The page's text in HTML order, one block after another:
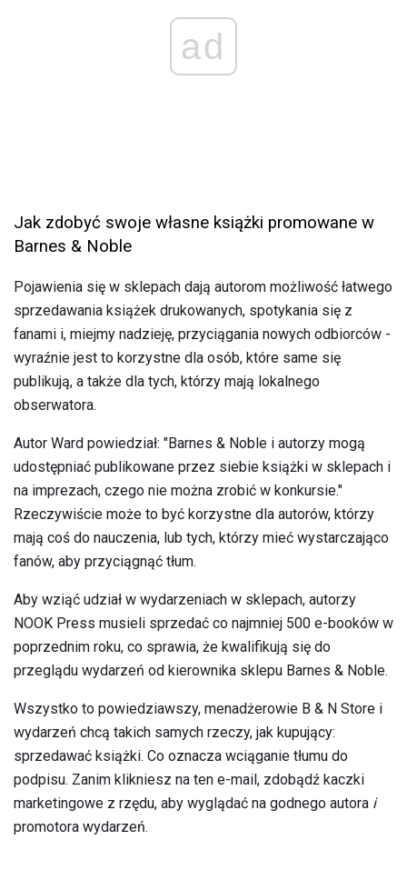
ad
Jak zdobyć swoje własne książki promowane w
Barnes & Noble
Pojawienia się w sklepach dają autorom możliwość łatwego
sprzedawania książek drukowanych, spotykania się z
fanami i, miejmy nadzieję, przyciągania nowych odbiorców -
wyraźnie jest to korzystne dla osób, które same się
publikują, a także dla tych, którzy mają lokalnego
obserwatora.
Autor Ward powiedział: "Barnes & Noble i autorzy mogą
udostępniać publikowane przez siebie książki w sklepach i
na imprezach, czego nie można zrobić w konkursie."
Rzeczywiście może to być korzystne dla autorów, którzy
mają coś do nauczenia, lub tych, którzy mieć wystarczająco
fanów, aby przyciągnąć tłum.
Aby wziąć udział w wydarzeniach w sklepach, autorzy
NOOK Press musieli sprzedać co najmniej 500 e-booków w
poprzednim roku, co sprawia, że ​​kwalifikują się do
przeglądu wydarzeń od kierownika sklepu Barnes & Noble.
Wszystko to powiedziawszy, menadżerowie B & N Store i
wydarzeń chcą takich samych rzeczy, jak kupujący:
sprzedawać książki. Co oznacza wciąganie tłumu do
podpisu. Zanim klikniesz na ten e-mail, zdobądź kaczki
marketingowe z rzędu, aby wyglądać na godnego autora i
promotora wydarzeń.